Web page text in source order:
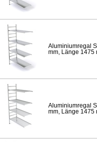
Aluminiumregal
mm, Länge 1475
Aluminiumregal
mm, Länge 1475